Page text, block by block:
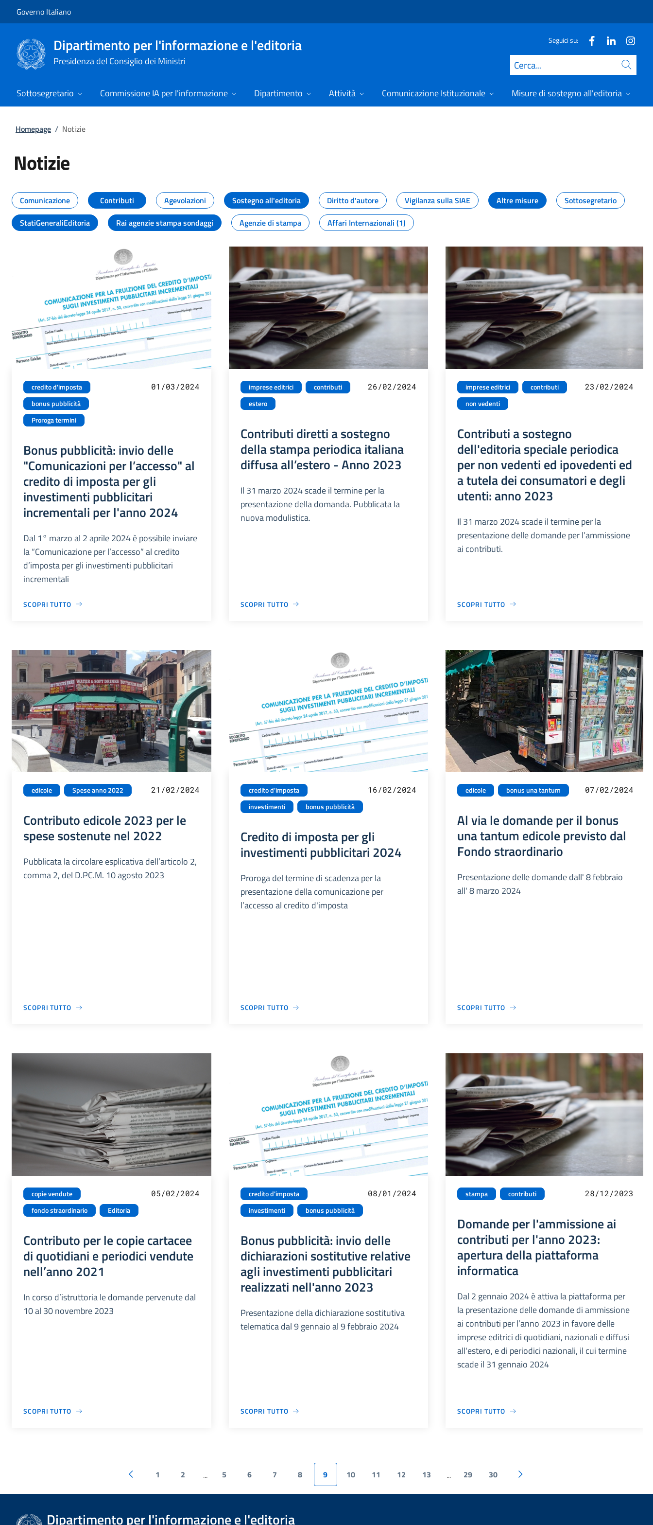
Governo Italiano
Dipartimento per l'informazione e l'editoria
Presidenza del Consiglio dei Ministri
Seguici su:
Cerca
Sottosegretario Commissione IA per l'informazione Dipartimento Attività Comunicazione Istituzionale Misure di sostegno all'editoria
Homepage / Notizie
Notizie
Tutti i contenuti della pagina Notizie
Comunicazione Contributi Agevolazioni Sostegno all'editoria Diritto d'autore Vigilanza sulla SIAE Altre misure
Sottosegretario
StatiGeneraliEditoria
Rai agenzie stampa sondaggi Agenzie di stampa Affari Internazionali (1)
credito d'imposta
bonus pubblicità
Proroga termini
01/03/2024
Bonus pubblicità: invio delle
"Comunicazioni per l’accesso" al
credito di imposta per gli
investimenti pubblicitari
incrementali per l'anno 2024
Dal 1° marzo al 2 aprile 2024 è possibile inviare
la “Comunicazione per l’accesso” al credito
d’imposta per gli investimenti pubblicitari
incrementali
SCOPRI TUTTO
imprese editrici
contributi
estero
26/02/2024
Contributi diretti a sostegno
della stampa periodica italiana
diffusa all’estero - Anno 2023
Il 31 marzo 2024 scade il termine per la
presentazione della domanda. Pubblicata la
nuova modulistica.
SCOPRI TUTTO
imprese editrici
contributi
non vedenti
23/02/2024
Contributi a sostegno
dell'editoria speciale periodica
per non vedenti ed ipovedenti ed
a tutela dei consumatori e degli
utenti: anno 2023
Il 31 marzo 2024 scade il termine per la
presentazione delle domande per l’ammissione
ai contributi.
SCOPRI TUTTO
edicole Spese anno 2022 21/02/2024
Contributo edicole 2023 per le
spese sostenute nel 2022
Pubblicata la circolare esplicativa dell’articolo 2,
comma 2, del D.PC.M. 10 agosto 2023
SCOPRI TUTTO
credito d'imposta
investimenti
bonus pubblicità
16/02/2024
Credito di imposta per gli
investimenti pubblicitari 2024
Proroga del termine di scadenza per la
presentazione della comunicazione per
l’accesso al credito d'imposta
SCOPRI TUTTO
edicole bonus una tantum 07/02/2024
Al via le domande per il bonus
una tantum edicole previsto dal
Fondo straordinario
Presentazione delle domande dall' 8 febbraio
all' 8 marzo 2024
SCOPRI TUTTO
copie vendute
fondo straordinario
Editoria
05/02/2024
Contributo per le copie cartacee
di quotidiani e periodici vendute
nell’anno 2021
In corso d’istruttoria le domande pervenute dal
10 al 30 novembre 2023
SCOPRI TUTTO
credito d'imposta
investimenti
bonus pubblicità
08/01/2024
Bonus pubblicità: invio delle
dichiarazioni sostitutive relative
agli investimenti pubblicitari
realizzati nell'anno 2023
Presentazione della dichiarazione sostitutiva
telematica dal 9 gennaio al 9 febbraio 2024
SCOPRI TUTTO
stampa contributi 28/12/2023
Domande per l'ammissione ai
contributi per l'anno 2023:
apertura della piattaforma
informatica
Dal 2 gennaio 2024 è attiva la piattaforma per
la presentazione delle domande di ammissione
ai contributi per l’anno 2023 in favore delle
imprese editrici di quotidiani, nazionali e diffusi
all'estero, e di periodici nazionali, il cui termine
scade il 31 gennaio 2024
SCOPRI TUTTO
1 2 ... 5 6 7 8 9 10 11 12 13 ... 29 30
Dipartimento per l'informazione e l'editoria